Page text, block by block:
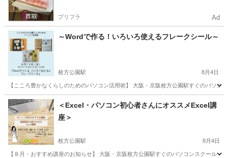
プリフラ Ad
～Wordで作る！いろいろ使えるフレークシール～
枚方公園駅 8月4日
【こころ豊かなくらしのためのパソコン活用術】 大阪・京阪枚方公園駅すぐのパソ
大阪 枚方市 ワード 初心者
＜Excel・パソコン初心者さんにオススメExcel講
座＞
枚方公園駅 8月4日
【８月・おすすめ講座のお知らせ】 大阪・京阪枚方公園駅すぐのパソコンスクール